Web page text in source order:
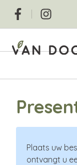
Overslaan
naar
inhoud
Social
Plaats uw
ontvangt u